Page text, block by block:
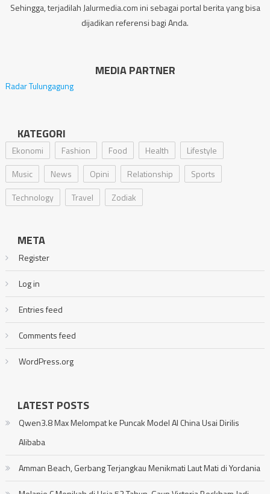
Sehingga, terjadilah Jalurmedia.com ini sebagai portal berita yang bisa
dijadikan referensi bagi Anda.
MEDIA PARTNER
Radar Tulungagung
KATEGORI
Ekonomi Fashion Food Health
Lifestyle
Music
News Opini Relationship
Sports
Technology
Travel Zodiak
META
Register
Log in
Entries feed
Comments feed
WordPress.org
LATEST POSTS
Qwen3.8 Max Melompat ke Puncak Model AI China Usai Dirilis
Alibaba
Amman Beach, Gerbang Terjangkau Menikmati Laut Mati di Yordania